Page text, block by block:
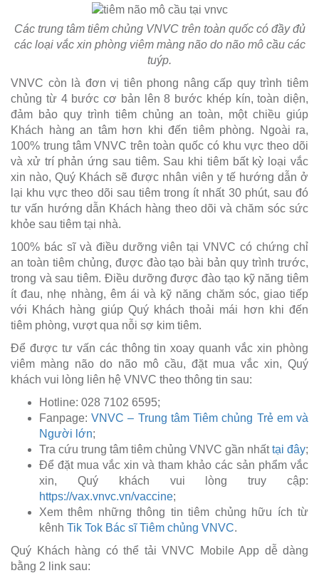
Các trung tâm tiêm chủng VNVC trên toàn quốc có đầy đủ
các loại vắc xin phòng viêm màng não do não mô cầu các
tuýp.
VNVC còn là đơn vị tiên phong nâng cấp quy trình tiêm
chủng từ 4 bước cơ bản lên 8 bước khép kín, toàn diện,
đảm bảo quy trình tiêm chủng an toàn, một chiều giúp
Khách hàng an tâm hơn khi đến tiêm phòng. Ngoài ra,
100% trung tâm VNVC trên toàn quốc có khu vực theo dõi
và xử trí phản ứng sau tiêm. Sau khi tiêm bất kỳ loại vắc
xin nào, Quý Khách sẽ được nhân viên y tế hướng dẫn ở
lại khu vực theo dõi sau tiêm trong ít nhất 30 phút, sau đó
tư vấn hướng dẫn Khách hàng theo dõi và chăm sóc sức
khỏe sau tiêm tại nhà.
100% bác sĩ và điều dưỡng viên tại VNVC có chứng chỉ
an toàn tiêm chủng, được đào tạo bài bản quy trình trước,
trong và sau tiêm. Điều dưỡng được đào tạo kỹ năng tiêm
ít đau, nhẹ nhàng, êm ái và kỹ năng chăm sóc, giao tiếp
với Khách hàng giúp Quý khách thoải mái hơn khi đến
tiêm phòng, vượt qua nỗi sợ kim tiêm.
Để được tư vấn các thông tin xoay quanh vắc xin phòng
viêm màng não do não mô cầu, đặt mua vắc xin, Quý
khách vui lòng liên hệ VNVC theo thông tin sau:
Hotline: 028 7102 6595;
Fanpage:VNVC – Trung tâm Tiêm chủng Trẻ em và
Người lớn;
Tra cứu trung tâm tiêm chủng VNVC gần nhấttại đây;
Để đặt mua vắc xin và tham khảo các sản phẩm vắc
xin, Quý khách vui lòng truy cập:
https://vax.vnvc.vn/vaccine;
Xem thêm những thông tin tiêm chủng hữu ích từ
kênh Tik Tok Bác sĩ Tiêm chủng VNVC.
Quý Khách hàng có thể tải VNVC Mobile App dễ dàng
bằng 2 link sau: